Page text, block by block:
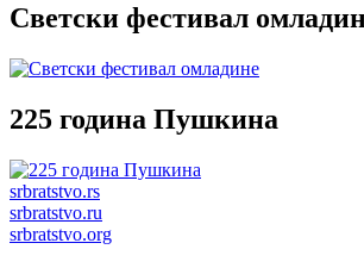
Светски фестивал
225 година Пушкина
srbratstvo.rs
srbratstvo.ru
srbratstvo.org